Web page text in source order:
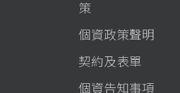
策
個資政策聲明
契約及表單
個資告知事項